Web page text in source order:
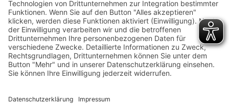
Wichtige Nummern
Anfahrt